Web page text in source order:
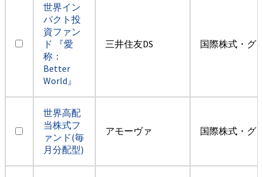
世界イン
パクト投
資ファン
ド 『愛
称：
Better
World』
三井住友DS 国際株式・グ
世界高配
当株式フ
ァンド(毎
月分配型)
アモーヴァ 国際株式・グ